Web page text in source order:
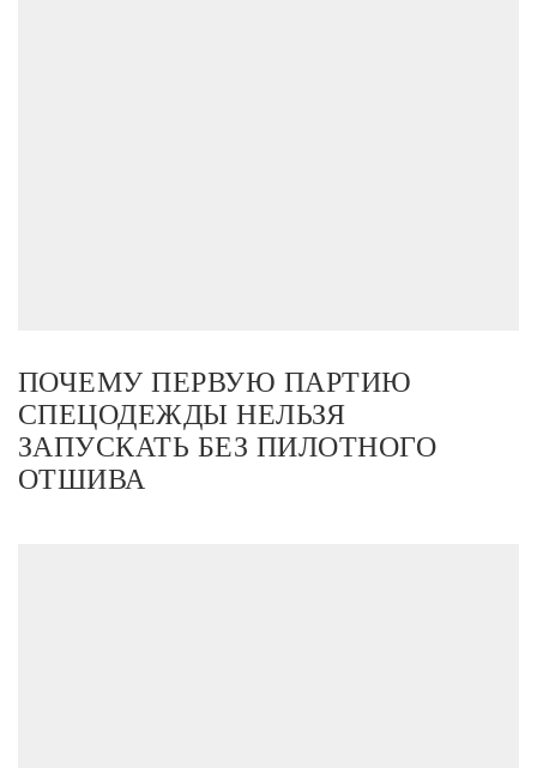
ПОЧЕМУ ПЕРВУЮ ПАРТИЮ
СПЕЦОДЕЖДЫ НЕЛЬЗЯ
ЗАПУСКАТЬ БЕЗ ПИЛОТНОГО
ОТШИВА